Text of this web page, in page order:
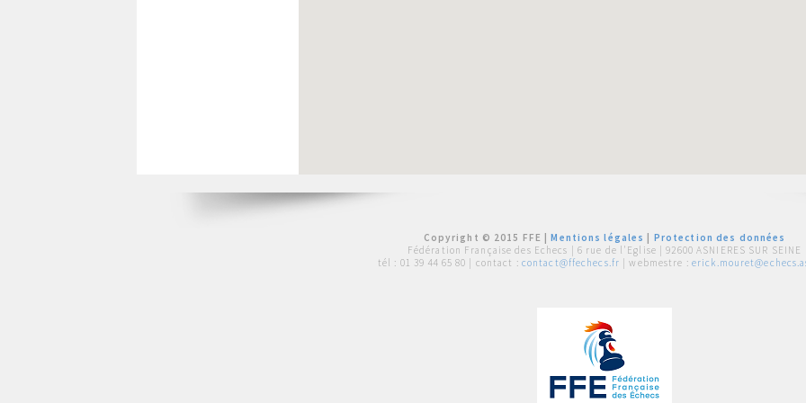
Copyright © 2015 FFE |Mentions légales
Protection des données
Fédération Française des Echecs | 6 rue de l'Eglise | 92600 ASNIERES SUR SEINE
tél : 01 39 44 65 80 | contact : contact@ffechecs.fr | webmestre :